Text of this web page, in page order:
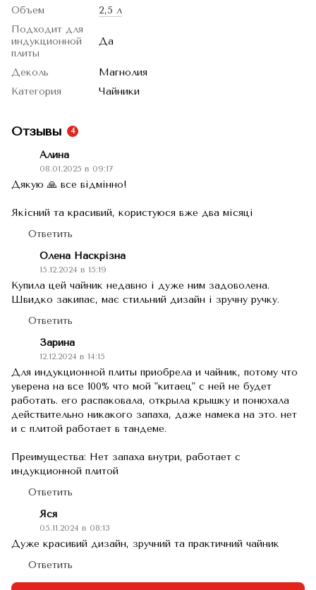
Объем
2,5 л
Подходит для
индукционной
плиты
Да
Деколь
Магнолия
Категория
Чайники
Отзывы 4
Алина
08.01.2025 в 09:17
Дякую 🙏 все відмінно!
Якісний та красивий, користуюся вже два місяці
Ответить
Олена Наскрізна
15.12.2024 в 15:19
Купила цей чайник недавно і дуже ним задоволена.
Швидко закипає, має стильний дизайн і зручну ручку.
Ответить
Зарина
12.12.2024 в 14:15
Для индукционной плиты приобрела и чайник, потому что
уверена на все 100% что мой "китаец" с ней не будет
работать. его распаковала, открыла крышку и понюхала
действительно никакого запаха, даже намека на это. нет
и с плитой работает в тандеме.
Преимущества: Нет запаха внутри, работает с
индукционной плитой
Ответить
Яся
05.11.2024 в 08:13
Дуже красивий дизайн, зручний та практичний чайник
Ответить